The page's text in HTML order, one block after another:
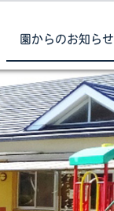
園からのお知らせ